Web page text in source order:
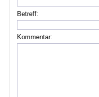
Betreff:
Kommentar: